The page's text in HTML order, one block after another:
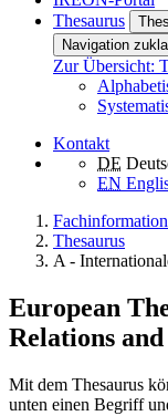
Thesaurus
Navigation
Zur Übersicht:
Kontakt
DE
EN
Thesaurus
A -
European
Relations
Mit dem Thesaurus
unten einen Begriff